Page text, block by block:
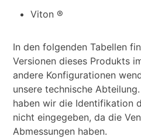
Viton ®
In den folgenden Tabellen
Versionen dieses Produkts
andere Konfigurationen
unsere technische
haben wir die Identifikation
nicht eingegeben, da die
Abmessungen haben.